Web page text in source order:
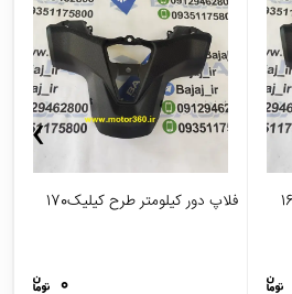
فلاپ دور کیلومتر طرح کیلیک170
0
›